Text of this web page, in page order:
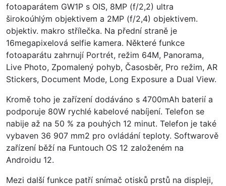
fotoaparátem GW1P s OIS, 8MP (f/2,2) ultra
širokoúhlým objektivem a 2MP (f/2,4) objektivem.
objektiv. makro střílečka. Na přední straně je
16megapixelová selfie kamera. Některé funkce
fotoaparátu zahrnují Portrét, režim 64M, Panorama,
Live Photo, Zpomalený pohyb, Časosběr, Pro režim, AR
Stickers, Document Mode, Long Exposure a Dual View.
Kromě toho je zařízení dodáváno s 4700mAh baterií a
podporuje 80W rychlé kabelové nabíjení. Telefon se
nabije až na 50 % za pouhých 12 minut. Telefon je také
vybaven 36 907 mm2 pro ovládání teploty. Softwarově
zařízení běží na Funtouch OS 12 založeném na
Androidu 12.
Mezi další funkce patří snímač otisků prstů na displeji,